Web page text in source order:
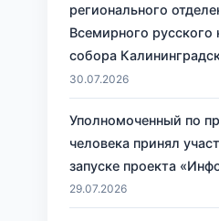
регионального
Всемирного русского
собора
30.07.2026
Уполномоченный по
человека принял
запуске проекта
29.07.2026